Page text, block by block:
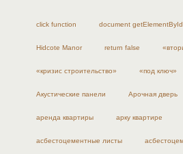
click function document getElementById
Hidcote Manor return false
«кризис строительство» «под ключ»
Акустические панели Арочная дверь
аренда квартиры арку квартире
асбестоцементные листы